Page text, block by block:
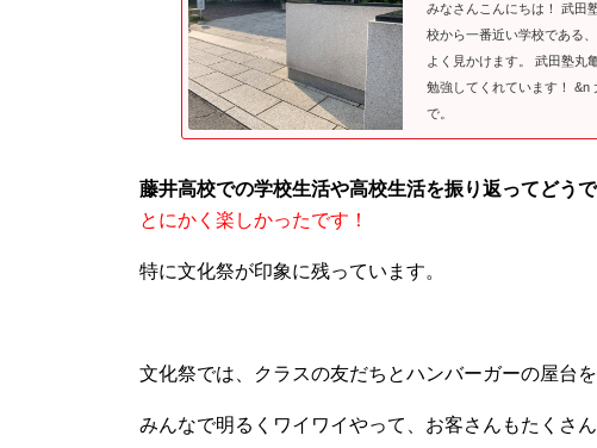
みなさんこんにちは！ 武田
校から一番近い学校である
よく見かけます。 武田塾丸
勉強してくれています！ &n
で。
藤井高校での学校生活や高校生活を振り返ってどう
とにかく楽しかったです！
特に文化祭が印象に残っています。
文化祭では、クラスの友だちとハンバーガーの屋台を
みんなで明るくワイワイやって、お客さんもたくさ